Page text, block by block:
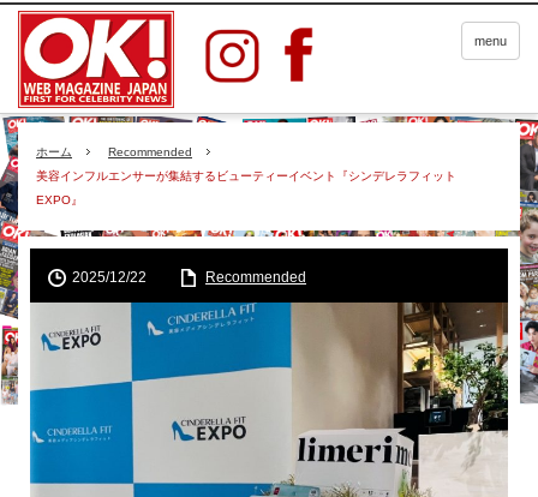
menu
ホーム
Recommended
美容インフルエンサーが集結するビューティーイベント『シンデレラフィット
EXPO』
2025/12/22 Recommended